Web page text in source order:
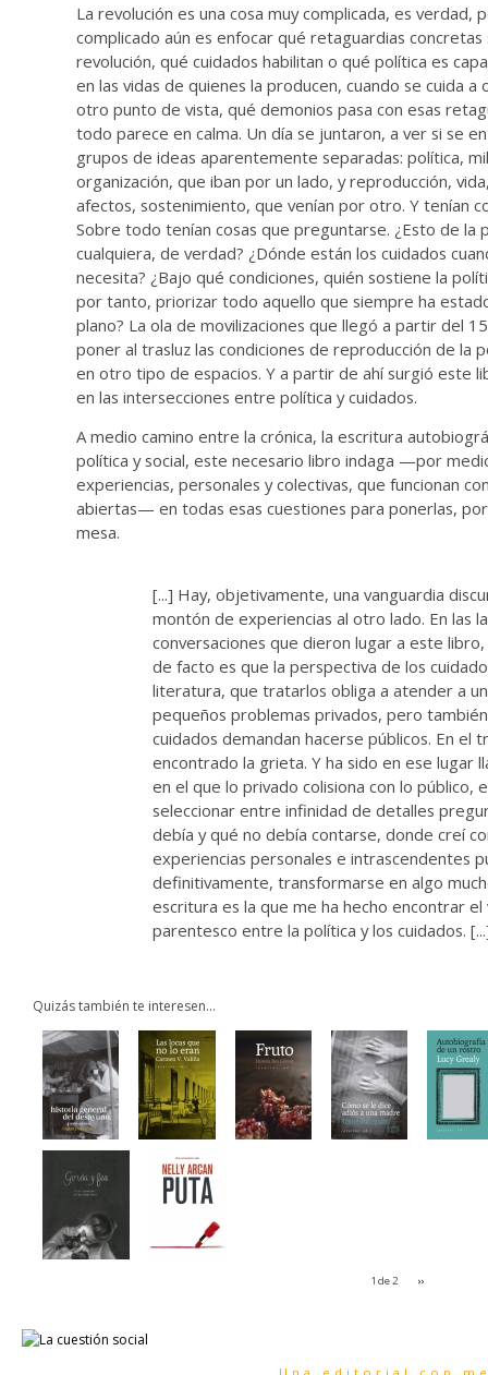
La revolución es una cosa muy complicada, es verdad,
complicado aún es enfocar qué retaguardias concretas
revolución, qué cuidados habilitan o qué política es
en las vidas de quienes la producen, cuando se cuida a
otro punto de vista, qué demonios pasa con esas
todo parece en calma. Un día se juntaron, a ver si se
grupos de ideas aparentemente separadas: política,
organización, que iban por un lado, y reproducción,
afectos, sostenimiento, que venían por otro. Y tenían
Sobre todo tenían cosas que preguntarse. ¿Esto de la
cualquiera, de verdad? ¿Dónde están los cuidados
necesita? ¿Bajo qué condiciones, quién sostiene la
por tanto, priorizar todo aquello que siempre ha
plano? La ola de movilizaciones que llegó a partir del
poner al trasluz las condiciones de reproducción de la
en otro tipo de espacios. Y a partir de ahí surgió este
en las intersecciones entre política y cuidados.
A medio camino entre la crónica, la escritura
política y social, este necesario libro indaga —por
experiencias, personales y colectivas, que funcionan
abiertas— en todas esas cuestiones para ponerlas,
mesa.
[...] Hay, objetivamente, una vanguardia
montón de experiencias al otro lado. En las
conversaciones que dieron lugar a este
de facto es que la perspectiva de los
literatura, que tratarlos obliga a atender a
pequeños problemas privados, pero
cuidados demandan hacerse públicos. En el
encontrado la grieta. Y ha sido en ese lugar
en el que lo privado colisiona con lo público,
seleccionar entre infinidad de detalles
debía y qué no debía contarse, donde creí
experiencias personales e intrascendentes
definitivamente, transformarse en algo
escritura es la que me ha hecho encontrar
parentesco entre la política y los cuidados.
Quizás también te interesen...
1 de 2 ››